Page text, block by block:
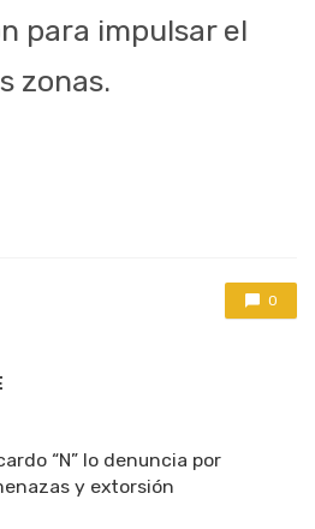
para impulsar el
zonas.
0
“N” lo denuncia por
y extorsión